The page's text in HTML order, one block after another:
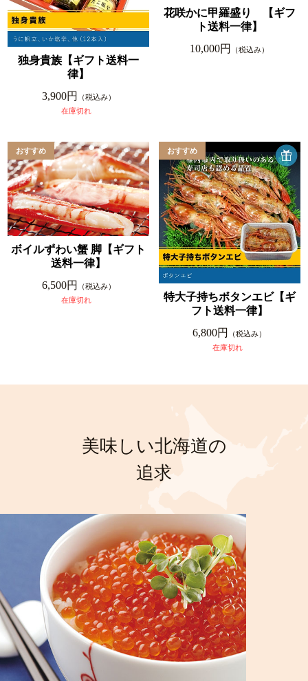
独身貴族【ギフト送料一
律】
3,900円
（税込み）
在庫切れ
花咲かに甲羅盛り 【ギフ
ト送料一律】
10,000円
（税込み）
ボイルずわい蟹 脚【ギフト
送料一律】
6,500円
（税込み）
在庫切れ
特大子持ちボタンエビ【ギ
フト送料一律】
6,800円
（税込み）
在庫切れ
美味しい北海道の
追求